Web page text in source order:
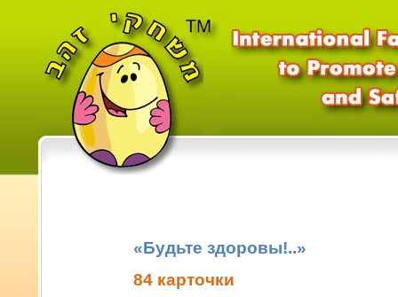
«Будьте здоровы!..»
84 карточки